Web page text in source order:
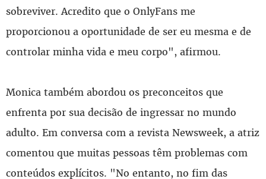
sobreviver. Acredito que o OnlyFans me
proporcionou a oportunidade de ser eu mesma e de
controlar minha vida e meu corpo", afirmou.
Monica também abordou os preconceitos que
enfrenta por sua decisão de ingressar no mundo
adulto. Em conversa com a revista Newsweek, a atriz
comentou que muitas pessoas têm problemas com
conteúdos explícitos. "No entanto, no fim das